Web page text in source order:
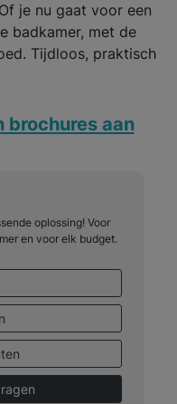
je nu gaat voor een
badkamer, met de
Tijdloos, praktisch
brochures aan
oplossing! Voor
en voor elk budget.